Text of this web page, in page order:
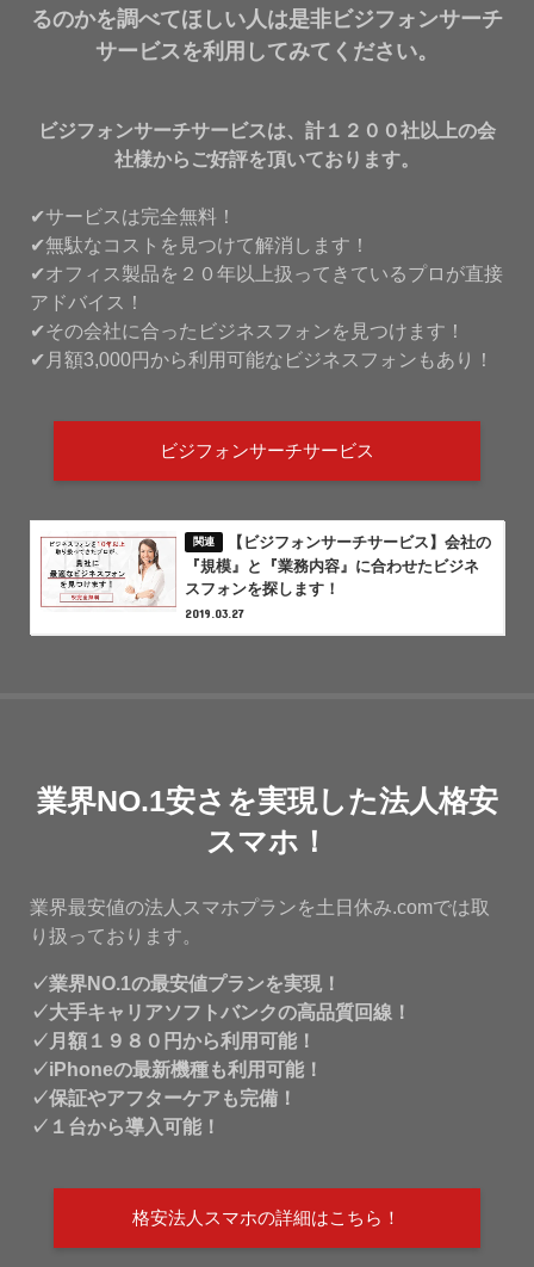
るのかを調べてほしい人は是非ビジフォンサーチ
サービスを利用してみてください。
ビジフォンサーチサービスは、計１２００社以上の会
社様からご好評を頂いております。
✔サービスは完全無料！
✔無駄なコストを見つけて解消します！
✔オフィス製品を２０年以上扱ってきているプロが直接
アドバイス！
✔その会社に合ったビジネスフォンを見つけます！
✔月額3,000円から利用可能なビジネスフォンもあり！
ビジフォンサーチサービス
【ビジフォンサーチサービス】会社の
『規模』と『業務内容』に合わせたビジネ
スフォンを探します！
2019.03.27
業界NO.1安さを実現した法人格安
スマホ！
業界最安値の法人スマホプランを土日休み.comでは取
り扱っております。
✓業界NO.1の最安値プランを実現！
✓大手キャリアソフトバンクの高品質回線！
✓月額１９８０円から利用可能！
✓iPhoneの最新機種も利用可能！
✓保証やアフターケアも完備！
✓１台から導入可能！
格安法人スマホの詳細はこちら！